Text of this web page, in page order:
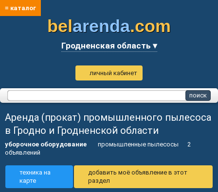
≡ каталог
belarenda.com
Гродненская область ▾
личный кабинет
Аренда (прокат) промышленного пылесоса
в Гродно и Гродненской области
уборочное оборудование промышленные пылесосы
2
объявлений
техника на
карте
добавить моё объявление в этот
раздел